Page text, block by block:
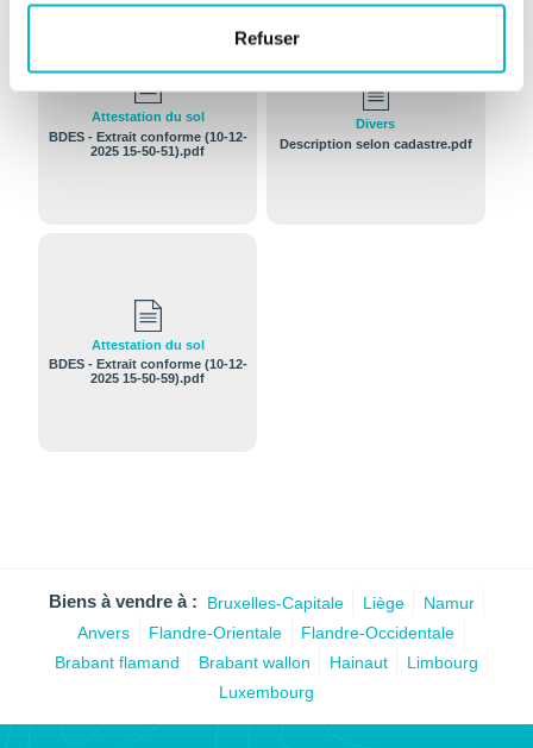
Refuser
Attestation du sol
BDES - Extrait conforme (10-12-
2025 15-50-51).pdf
Divers
Description selon cadastre.pdf
Attestation du sol
BDES - Extrait conforme (10-12-
2025 15-50-59).pdf
Biens à vendre à : Bruxelles-Capitale Liège
Namur
Anvers
Flandre-Orientale
Flandre-Occidentale
Brabant flamand
Brabant wallon Hainaut
Limbourg
Luxembourg